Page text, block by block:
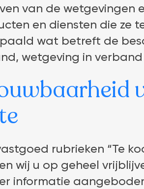
van de wetgevingen
en diensten die ze
wat betreft de
wetgeving in verband
rubrieken “Te
wij u op geheel
informatie